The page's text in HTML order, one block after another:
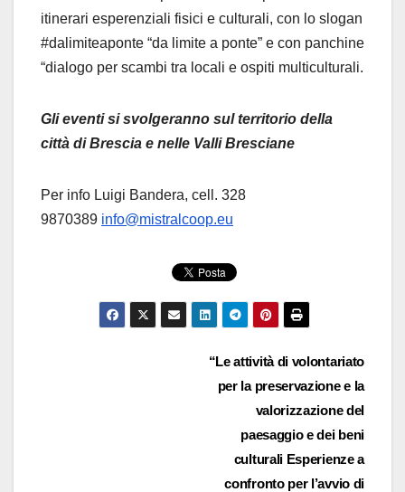
itinerari esperenziali fisici e culturali, con lo slogan
#dalimiteaponte “da limite a ponte” e con panchine
“dialogo per scambi tra locali e ospiti multiculturali.
Gli eventi si svolgeranno sul territorio della
città di Brescia e nelle Valli Bresciane
Per info Luigi Bandera, cell. 328
9870389 info@mistralcoop.eu
“Le attività di volontariato
per la preservazione e la
valorizzazione del
paesaggio e dei beni
culturali Esperienze a
confronto per l’avvio di